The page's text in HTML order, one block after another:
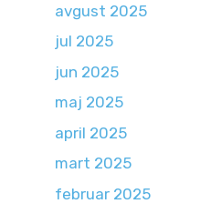
avgust 2025
jul 2025
jun 2025
maj 2025
april 2025
mart 2025
februar 2025